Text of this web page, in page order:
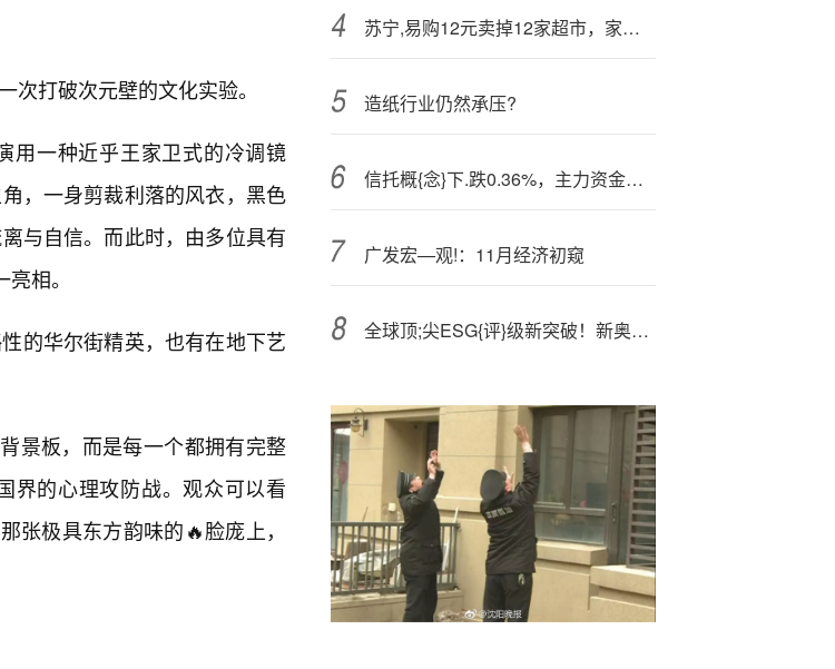
打破次元壁的文化实验。
用一种近乎王家卫式的冷调镜
，一身剪裁利落的风衣，黑色
与自信。而此时，由多位具有
相。
的华尔街精英，也有在地下艺
景板，而是每一个都拥有完整
界的心理攻防战。观众可以看
张极具东方韵味的🔥脸庞上，
苏宁,易购12元卖掉12家超市，家乐福彻底退出山东市场
造纸行业仍然承压?
信托概{念}下.跌0.36%，主力资金净流出13股
广发宏—观!：11月经济初窥
全球顶;尖ESG{评}级新突破！新奥能源标普CSA评分跃升，跻身全球行业前8%!